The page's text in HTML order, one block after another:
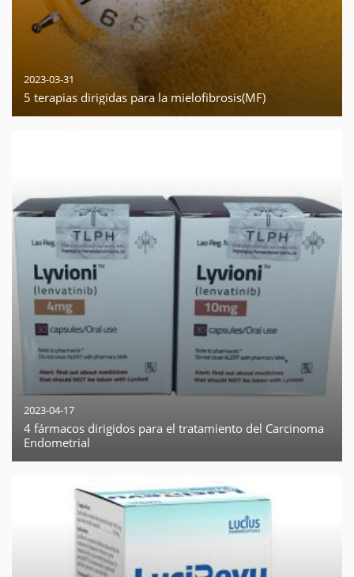
2023-03-31
5 terapias dirigidas para la mielofibrosis(MF)
2023-04-17
4 fármacos dirigidos para el tratamiento del Carcinoma
Endometrial